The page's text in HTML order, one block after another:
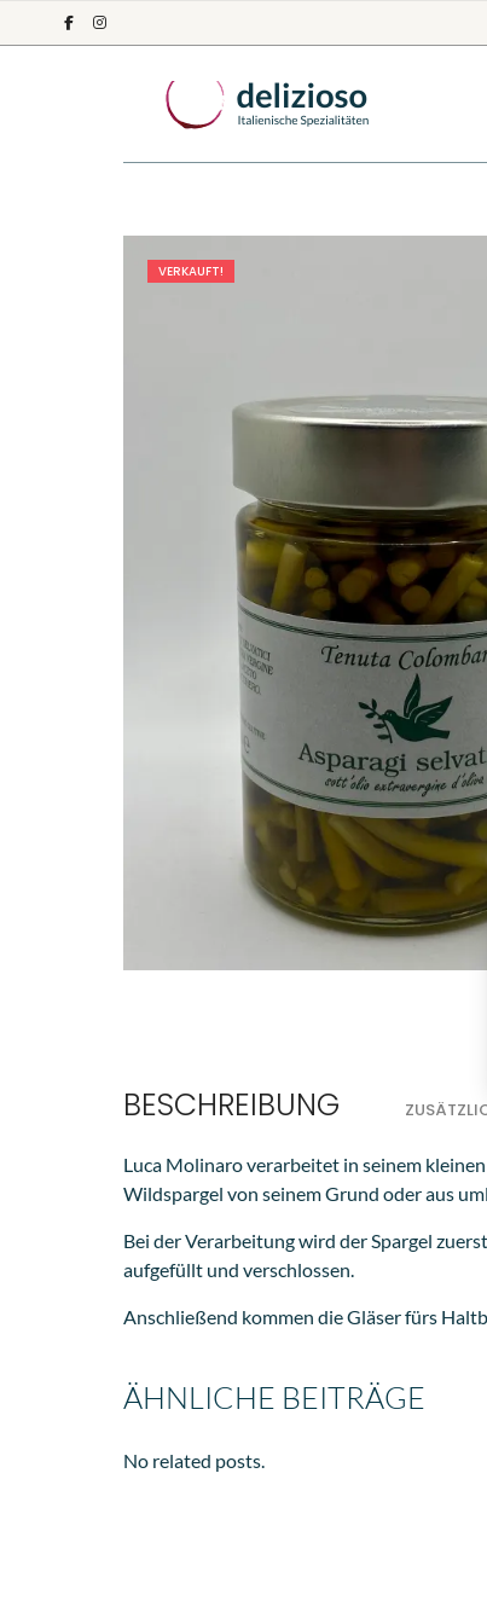
VERKAUFT!
BESCHREIBUNG
Luca Molinaro verarbeitet in seinem
Wildspargel von seinem Grund oder aus
Bei der Verarbeitung wird der Spargel
aufgefüllt und verschlossen.
Anschließend kommen die Gläser fürs
ÄHNLICHE BEITRÄGE
No related posts.